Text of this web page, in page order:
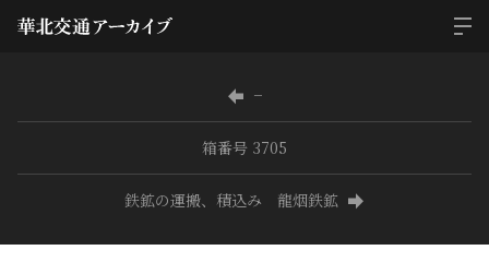
−
箱番号 3705
鉄鉱の運搬、積込み 龍烟鉄鉱